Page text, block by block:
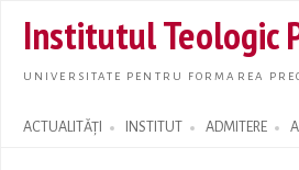
Institutul Teologic
UNIVERSITATE PENTRU FORMAREA
ACTUALITĂȚI INSTITUT ADMITERE
Search form